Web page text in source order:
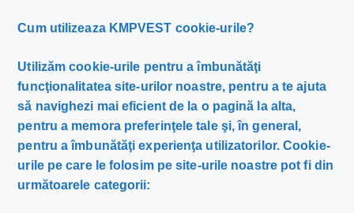
Cum utilizeaza KMPVEST cookie-urile?
Utilizăm cookie-urile pentru a îmbunătăţi
funcţionalitatea site-urilor noastre, pentru a te ajuta
să navighezi mai eficient de la o pagină la alta,
pentru a memora preferinţele tale şi, în general,
pentru a îmbunătăţi experienţa utilizatorilor. Cookie-
urile pe care le folosim pe site-urile noastre pot fi din
următoarele categorii: